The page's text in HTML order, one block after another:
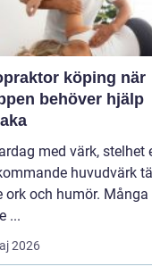
köping när
behöver hjälp
med värk, stelhet
huvudvärk
ork och humör. Många
...
2026